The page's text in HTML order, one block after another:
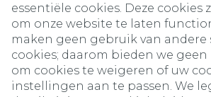
essentiële cookies. Deze cookies
om onze website te laten
maken geen gebruik van andere
cookies; daarom bieden we
om cookies te weigeren of uw
instellingen aan te passen. We
Juridische links